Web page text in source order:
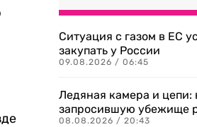
Ситуация с газом в ЕС
закупать у России
09.08.2026 / 06:45
Ледяная камера и
запросившую убежище
08.08.2026 / 20:43